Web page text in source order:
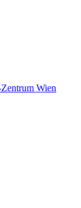
Wien